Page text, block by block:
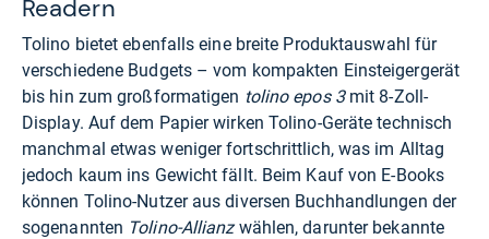
Readern
Tolino bietet ebenfalls eine breite Produktauswahl für
verschiedene Budgets – vom kompakten Einsteigergerät
bis hin zum großformatigen tolino epos 3mit 8-Zoll-
Display. Auf dem Papier wirken Tolino-Geräte technisch
manchmal etwas weniger fortschrittlich, was im Alltag
jedoch kaum ins Gewicht fällt. Beim Kauf von E-Books
können Tolino-Nutzer aus diversen Buchhandlungen der
sogenannten Tolino-Allianzwählen, darunter bekannte